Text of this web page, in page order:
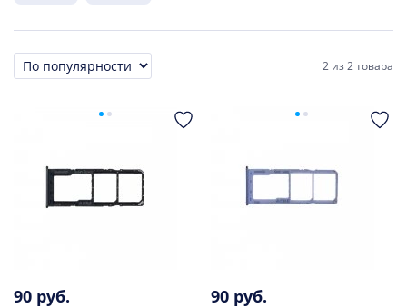
Сортировка 2 из2 товара
90 руб. 90 руб.